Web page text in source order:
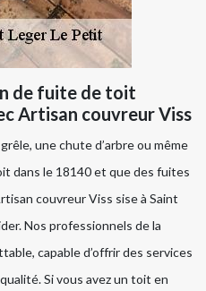
de fuite de toit
Artisan couvreur Viss
une chute d’arbre ou même
dans le 18140 et que des fuites
couvreur Viss sise à Saint
Nos professionnels de la
capable d’offrir des services
Si vous avez un toit en